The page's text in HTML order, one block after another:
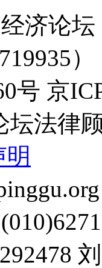
济论
）
号 京
坛法律